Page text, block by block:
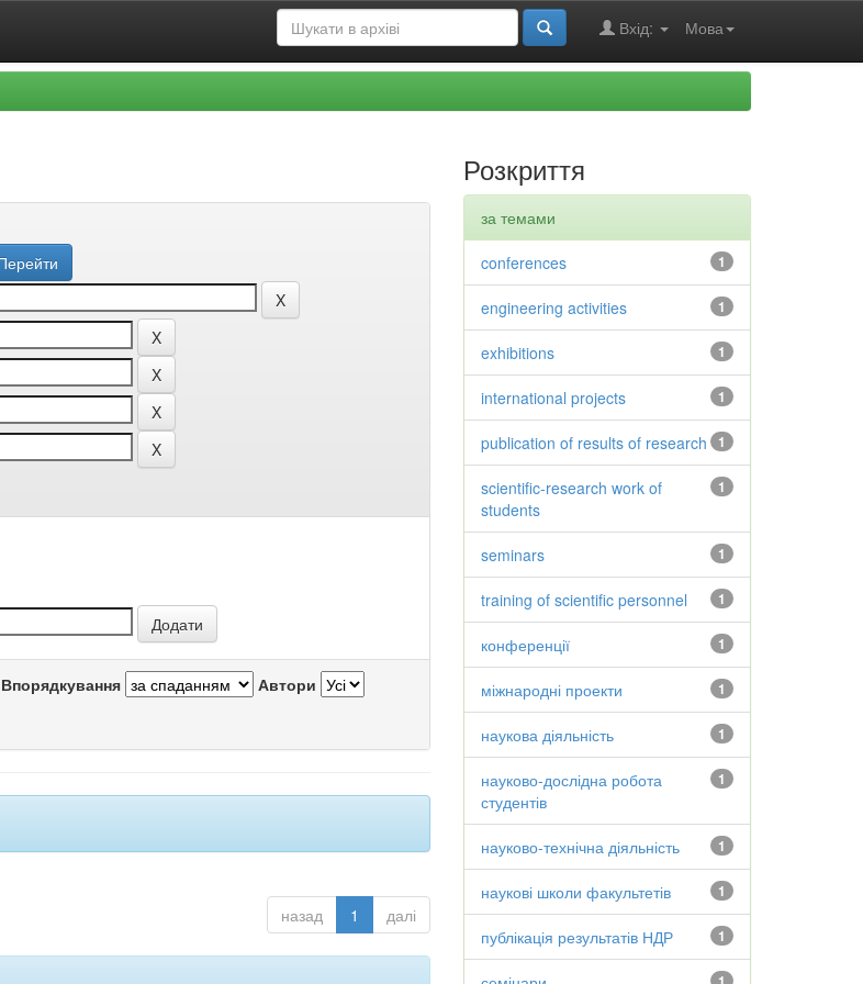
Мова
Вхід:
Впорядкування Автори
назад 1 далі
Розкриття
за темами
1
conferences
1
engineering activities
1
exhibitions
1
international projects
1
publication of results of research
1
scientific-research work of
students
1
seminars
1
training of scientific personnel
1
конференції
1
міжнародні проекти
1
наукова діяльність
1
науково-дослідна робота
студентів
1
науково-технічна діяльність
1
наукові школи факультетів
1
публікація результатів НДР